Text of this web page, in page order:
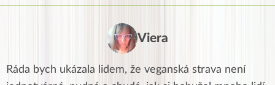
Viera
Ráda bych ukázala lidem, že veganská strava není